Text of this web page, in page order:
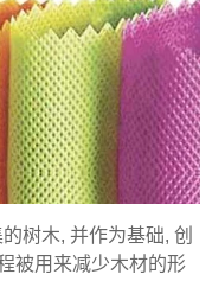
树木, 并作为基础, 创
被用来减少木材的形